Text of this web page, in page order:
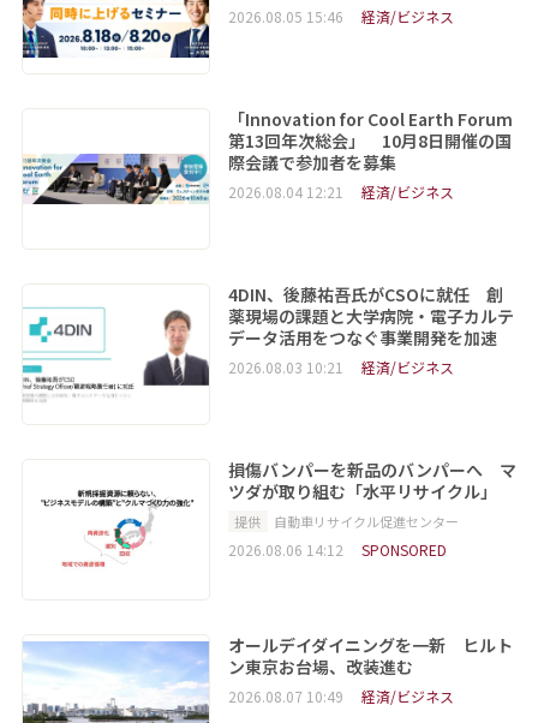
2026.08.05 15:46 経済/ビジネス
「Innovation for Cool Earth Forum
第13回年次総会」 10月8日開催の国
際会議で参加者を募集
2026.08.04 12:21 経済/ビジネス
4DIN、後藤祐吾氏がCSOに就任 創
薬現場の課題と大学病院・電子カルテ
データ活用をつなぐ事業開発を加速
2026.08.03 10:21 経済/ビジネス
損傷バンパーを新品のバンパーへ マ
ツダが取り組む「水平リサイクル」
提供 自動車リサイクル促進センター
2026.08.06 14:12 SPONSORED
オールデイダイニングを一新 ヒルト
ン東京お台場、改装進む
2026.08.07 10:49 経済/ビジネス